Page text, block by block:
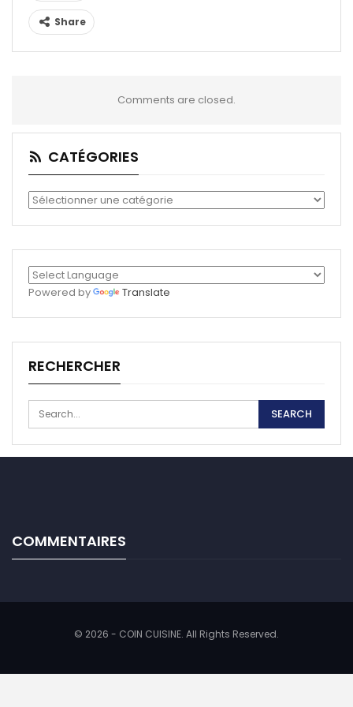
Share
Comments are closed.
CATÉGORIES
Catégories
Powered by Translate
RECHERCHER
COMMENTAIRES
© 2026 - COIN CUISINE. All Rights Reserved.